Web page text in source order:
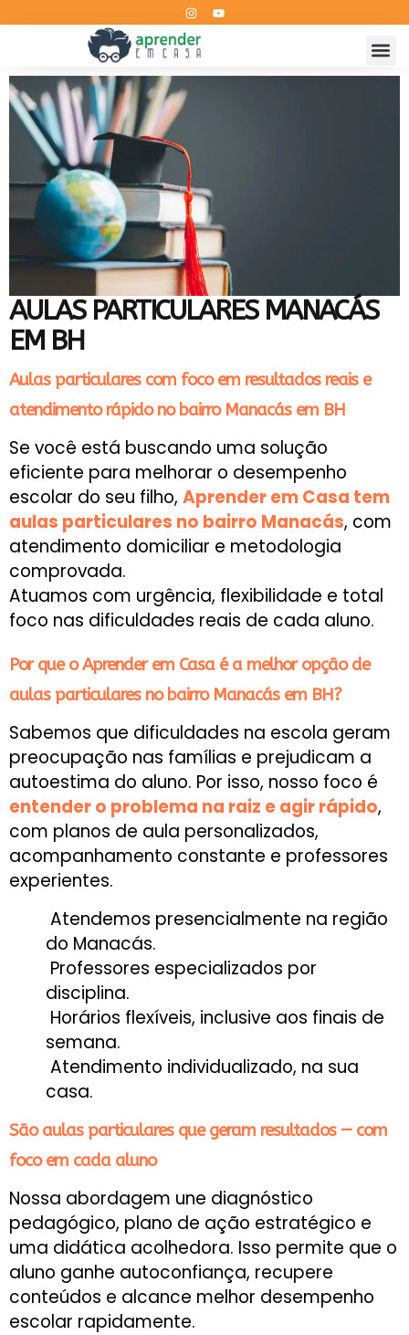
AULAS PARTICULARES MANACÁS
EM BH
Aulas particulares com foco em resultados reais e
atendimento rápido no bairro Manacás em BH
Se você está buscando uma solução
eficiente para melhorar o desempenho
escolar do seu filho, Aprender em Casa tem
aulas particulares no bairro Manacás, com
atendimento domiciliar e metodologia
comprovada.
Atuamos com urgência, flexibilidade e total
foco nas dificuldades reais de cada aluno.
Por que o Aprender em Casa é a melhor opção de
aulas particulares no bairro Manacás em BH?
Sabemos que dificuldades na escola geram
preocupação nas famílias e prejudicam a
autoestima do aluno. Por isso, nosso foco é
entender o problema na raiz e agir rápido,
com planos de aula personalizados,
acompanhamento constante e professores
experientes.
Atendemos presencialmente na região
do Manacás.
Professores especializados por
disciplina.
Horários flexíveis, inclusive aos finais de
semana.
Atendimento individualizado, na sua
casa.
São aulas particulares que geram resultados — com
foco em cada aluno
Nossa abordagem une diagnóstico
pedagógico, plano de ação estratégico e
uma didática acolhedora. Isso permite que o
aluno ganhe autoconfiança, recupere
conteúdos e alcance melhor desempenho
escolar rapidamente.